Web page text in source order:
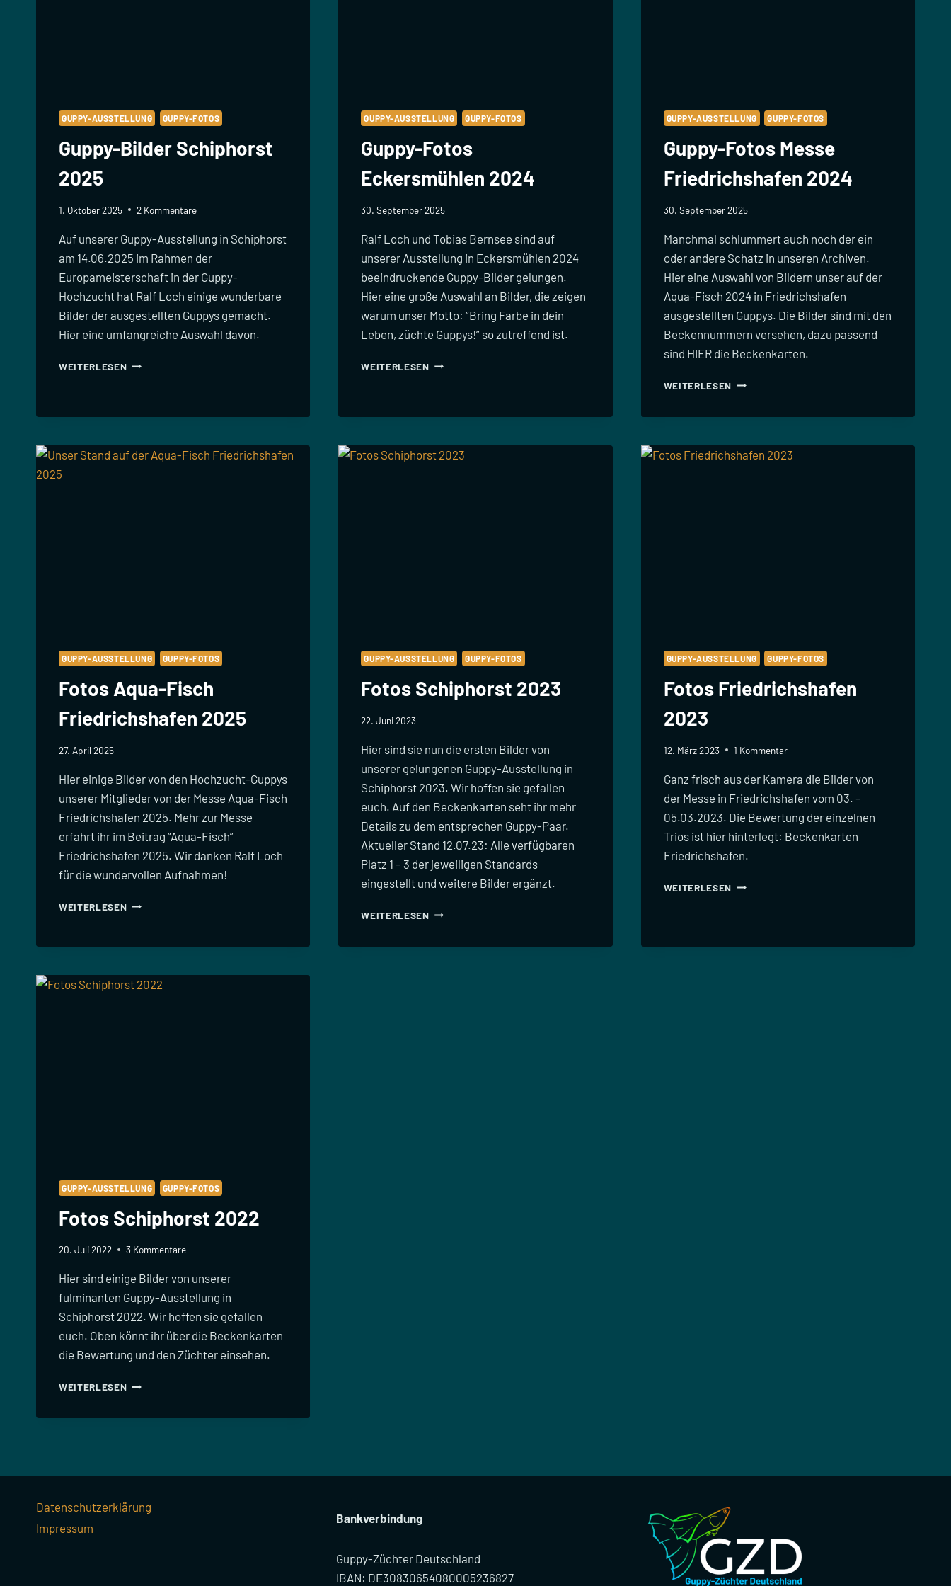
GUPPY-AUSSTELLUNG GUPPY-FOTOS
Guppy-Bilder Schiphorst
2025
1. Oktober 2025 2 Kommentare
Auf unserer Guppy-Ausstellung in Schiphorst
am 14.06.2025 im Rahmen der
Europameisterschaft in der Guppy-
Hochzucht hat Ralf Loch einige wunderbare
Bilder der ausgestellten Guppys gemacht.
Hier eine umfangreiche Auswahl davon.
WEITERLESENGUPPY-
GUPPY-AUSSTELLUNG GUPPY-FOTOS
Guppy-Fotos
Eckersmühlen 2024
30. September 2025
Ralf Loch und Tobias Bernsee sind auf
unserer Ausstellung in Eckersmühlen 2024
beeindruckende Guppy-Bilder gelungen.
Hier eine große Auswahl an Bilder, die zeigen
warum unser Motto: “Bring Farbe in dein
Leben, züchte Guppys!” so zutreffend ist.
WEITERLESENGUPPY-
GUPPY-AUSSTELLUNG GUPPY-FOTOS
Guppy-Fotos Messe
Friedrichshafen 2024
30. September 2025
Manchmal schlummert auch noch der ein
oder andere Schatz in unseren Archiven.
Hier eine Auswahl von Bildern unser auf der
Aqua-Fisch 2024 in Friedrichshafen
ausgestellten Guppys. Die Bilder sind mit den
Beckennummern versehen, dazu passend
sind HIER die Beckenkarten.
WEITERLESEN GUPPY-
GUPPY-AUSSTELLUNG GUPPY-FOTOS
Fotos Aqua-Fisch
Friedrichshafen 2025
27. April 2025
Hier einige Bilder von den Hochzucht-Guppys
unserer Mitglieder von der Messe Aqua-Fisch
Friedrichshafen 2025. Mehr zur Messe
erfahrt ihr im Beitrag “Aqua-Fisch”
Friedrichshafen 2025. Wir danken Ralf Loch
für die wundervollen Aufnahmen!
WEITERLESENFOTOS
FRIEDRICHSHAFEN
GUPPY-AUSSTELLUNG GUPPY-FOTOS
Fotos Schiphorst 2023
22. Juni 2023
Hier sind sie nun die ersten Bilder von
unserer gelungenen Guppy-Ausstellung in
Schiphorst 2023. Wir hoffen sie gefallen
euch. Auf den Beckenkarten seht ihr mehr
Details zu dem entsprechen Guppy-Paar.
Aktueller Stand 12.07.23: Alle verfügbaren
Platz 1 – 3 der jeweiligen Standards
eingestellt und weitere Bilder ergänzt.
WEITERLESENFOTOS
GUPPY-AUSSTELLUNG GUPPY-FOTOS
Fotos Friedrichshafen
2023
12. März 2023 1 Kommentar
Ganz frisch aus der Kamera die Bilder von
der Messe in Friedrichshafen vom 03. –
05.03.2023. Die Bewertung der einzelnen
Trios ist hier hinterlegt: Beckenkarten
Friedrichshafen.
WEITERLESEN FOTOS
GUPPY-AUSSTELLUNG GUPPY-FOTOS
Fotos Schiphorst 2022
20. Juli 2022 3 Kommentare
Hier sind einige Bilder von unserer
fulminanten Guppy-Ausstellung in
Schiphorst 2022. Wir hoffen sie gefallen
euch. Oben könnt ihr über die Beckenkarten
die Bewertung und den Züchter einsehen.
WEITERLESENFOTOS
Datenschutzerklärung
Impressum
Bankverbindung
Guppy-Züchter Deutschland
IBAN: DE30830654080005236827